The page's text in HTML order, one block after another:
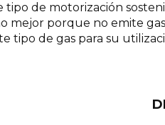
tipo de motorización
mejor porque no emite
tipo de gas para su